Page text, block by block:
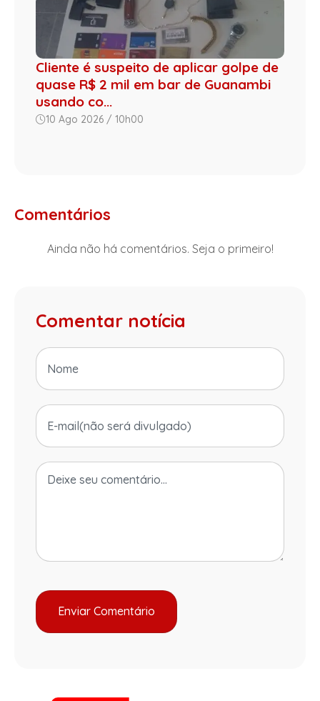
Cliente é suspeito de aplicar golpe de
quase R$ 2 mil em bar de Guanambi
usando co...
10 Ago 2026 / 10h00
Comentários
Ainda não há comentários. Seja o primeiro!
Comentar notícia